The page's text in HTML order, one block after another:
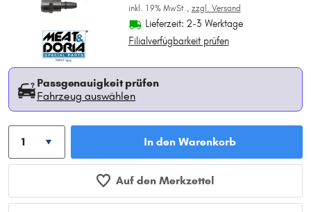
inkl. 19% MwSt., zzgl. Versand
Lieferzeit: 2-3 Werktage
Filialverfügbarkeit prüfen
Passgenauigkeit prüfen
Fahrzeug auswählen
In den Warenkorb
Auf den Merkzettel